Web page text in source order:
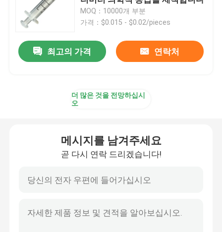
주사기 부속물
채혈 부속물
할로겐화부틸 고무
의학 실리콘 튜브
드래인 파이프
MOQ：10000개 부분
가격：$0.015 - $0.02/pieces
최고의 가격 연락처
더 많은 것을 전망하십시
오
메시지를 남겨주세요
곧 다시 연락 드리겠습니다!